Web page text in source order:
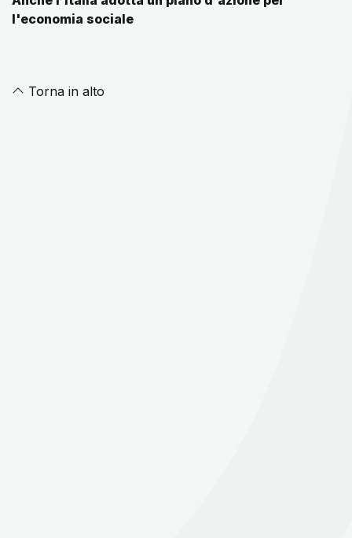
l'economia sociale
Torna in alto